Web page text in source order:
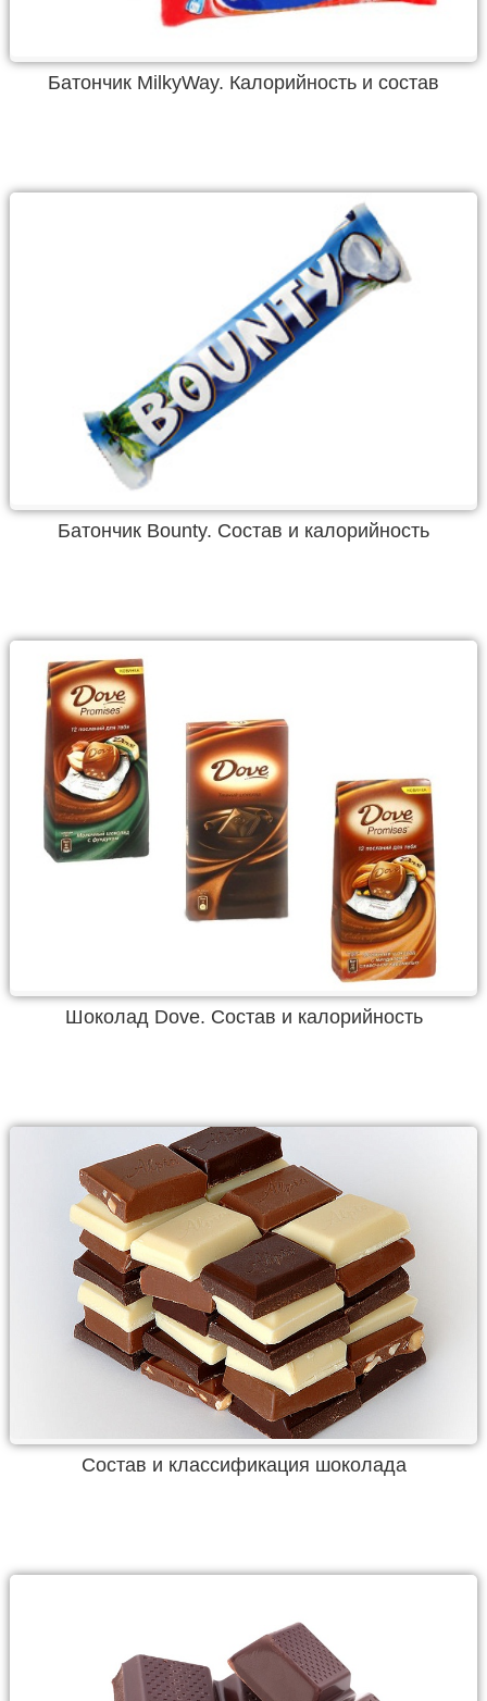
Батончик MilkyWay. Калорийность и состав
Батончик Bounty. Состав и калорийность
Шоколад Dove. Состав и калорийность
Состав и классификация шоколада